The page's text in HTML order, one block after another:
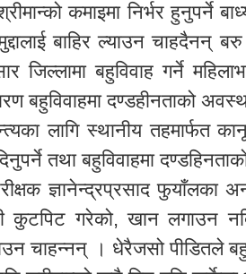
कमाइमा निर्भर हुनुपर्ने
बाहिर ल्याउन चाहदैनन्
जिल्लामा बहुविवाह गर्ने
बहुविवाहमा दण्डहीनताको
लागि स्थानीय तहमार्फत
तथा बहुविवाहमा
ज्ञानेन्द्रप्रसाद फुयाँलका
कुटपिट गरेको, खान लगाउन
चाहन्नन् । धेरैजसो पीडितले